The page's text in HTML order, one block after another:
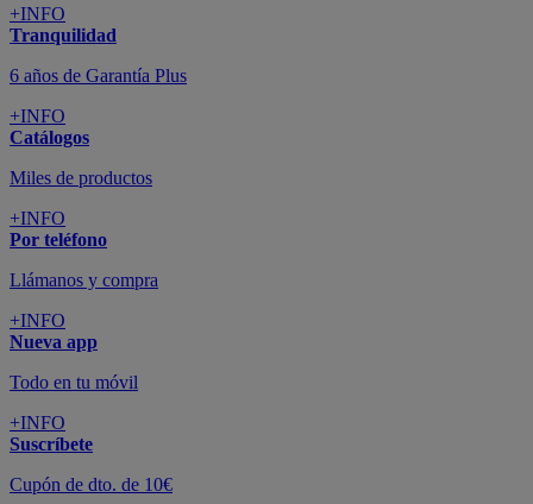
+INFO
Tranquilidad
6 años de Garantía Plus
+INFO
Catálogos
Miles de productos
+INFO
Por teléfono
Llámanos y compra
+INFO
Nueva app
Todo en tu móvil
+INFO
Suscríbete
Cupón de dto. de 10€